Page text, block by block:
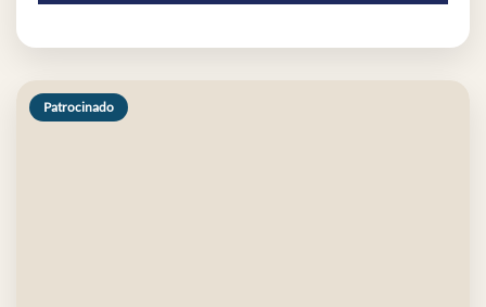
Patrocinado